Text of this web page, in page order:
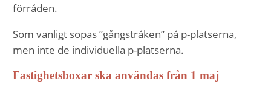
förråden.
Som vanligt sopas ”gångstråken” på p-platserna,
men inte de individuella p-platserna.
Fastighetsboxar ska användas från 1 maj